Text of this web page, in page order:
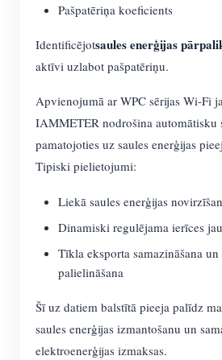
Pašpatēriņa koeficients
Identificējotsaules enerģijas
aktīvi uzlabot pašpatēriņu.
Apvienojumā ar WPC sērijas Wi-Fi
IAMMETER nodrošina automātisku
pamatojoties uz saules enerģijas
Tipiski pielietojumi:
Liekā saules enerģijas
Dinamiski regulējama ierīces
Tīkla eksporta samazināšana
palielināšana
Šī uz datiem balstītā pieeja palīdz
saules enerģijas izmantošanu un
elektroenerģijas izmaksas.